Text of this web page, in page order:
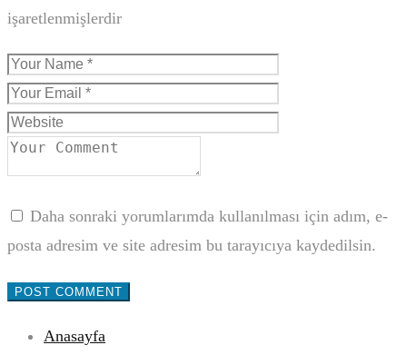
işaretlenmişlerdir
Daha sonraki yorumlarımda kullanılması için adım, e-
posta adresim ve site adresim bu tarayıcıya kaydedilsin.
Anasayfa